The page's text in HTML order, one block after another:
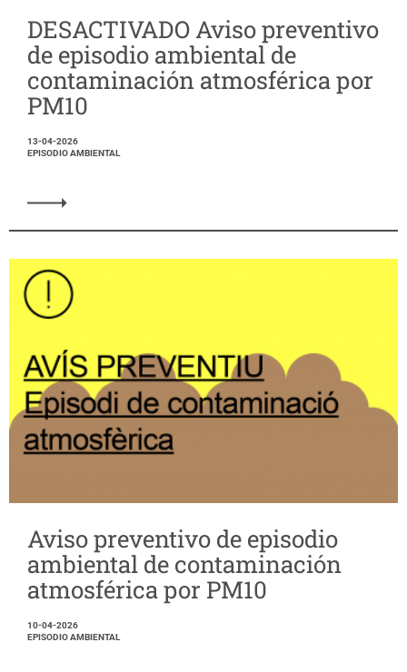
DESACTIVADO Aviso preventivo
de episodio ambiental de
contaminación atmosférica por
PM10
13-04-2026
EPISODIO AMBIENTAL
Aviso preventivo de episodio
ambiental de contaminación
atmosférica por PM10
10-04-2026
EPISODIO AMBIENTAL